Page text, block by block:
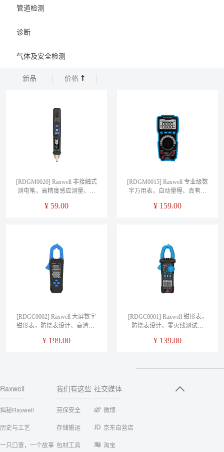
管道检测
诊断
气体及安全检测
新品 价格
[RDGM0020] Raxwell 非接触式
测电笔，高精度感应测量、屏
RDGM0020，1台/盒
¥ 59.00
[RDGM0015] Raxwell 专业级数
字万用表，自动量程、真有效
RDGM0015，1台/盒
¥ 159.00
[RDGC0002] Raxwell 大屏数字
钳形表，防烧表设计、高清VA
RDGC0002，1台/盒
¥ 199.00
[RDGC0001] Raxwell 钳形表，
防烧表设计、零火线测试、
¥ 139.00
Raxwell
揭秘Raxwell
历史与工艺
一只口罩，一个故事
我们有这些
劳保安全
存储搬运
包材工具
社交媒体
微博
京东自营店
淘宝